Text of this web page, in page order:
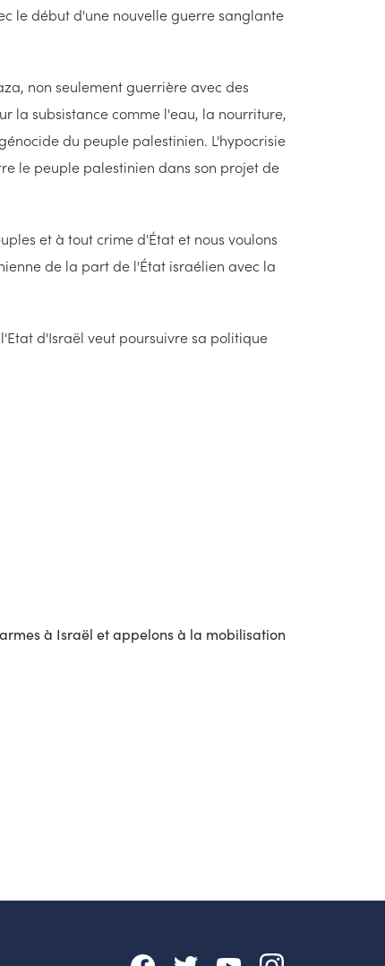
le début d'une nouvelle guerre sanglante
non seulement guerrière avec des
la subsistance comme l'eau, la nourriture,
du peuple palestinien. L'hypocrisie
le peuple palestinien dans son projet de
et à tout crime d'État et nous voulons
de la part de l'État israélien avec la
d'Israël veut poursuivre sa politique
à Israël et appelons à la mobilisation